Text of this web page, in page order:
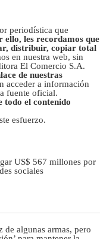
periodística que
ello, les recordamos que
distribuir, copiar total
en nuestra web, sin
El Comercio S.A.
de nuestras
acceder a información
fuente oficial.
todo el contenido
esfuerzo.
US$ 567 millones por
sociales
de algunas armas, pero